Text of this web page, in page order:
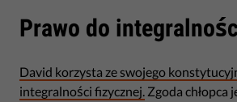
Prawo do
David korzysta ze swojego
integralności fizycznej. Zgoda chłopca